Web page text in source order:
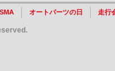
オートパーツの日 走行